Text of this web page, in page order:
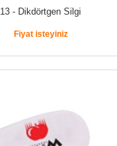
13 - Dikdörtgen Silgi
Fiyat isteyiniz